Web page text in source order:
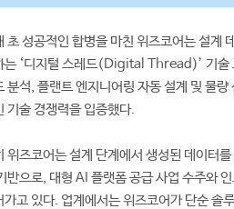
초 성공적인 합병을 마친 위즈코어는 설
는 ‘디지털 스레드(Digital Thread)’ 기술
분석, 플랜트 엔지니어링 자동 설계 및 물
기술 경쟁력을 입증했다.
위즈코어는 설계 단계에서 생성된 데이터
반으로, 대형 AI 플랫폼 공급 사업 수주와
가고 있다. 업계에서는 위즈코어가 단순 솔